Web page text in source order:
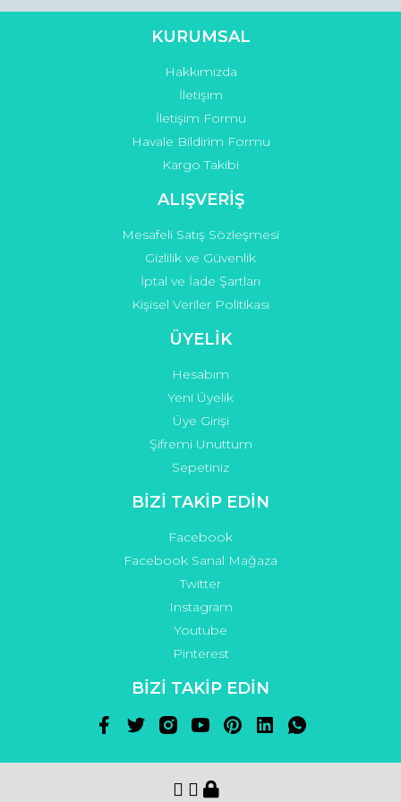
Gönder
KURUMSAL
Hakkımızda
İletişim
İletişim Formu
Havale Bildirim Formu
Kargo Takibi
ALIŞVERİŞ
Mesafeli Satış Sözleşmesi
Gizlilik ve Güvenlik
İptal ve İade Şartları
Kişisel Veriler Politikası
ÜYELİK
Hesabım
Yeni Üyelik
Üye Girişi
Şifremi Unuttum
Sepetiniz
BİZİ TAKİP EDİN
Facebook
Facebook Sanal Mağaza
Twitter
Instagram
Youtube
Pinterest
BİZİ TAKİP EDİN